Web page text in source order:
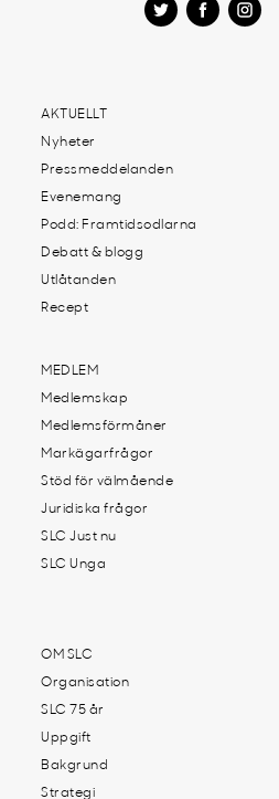
AKTUELLT
Nyheter
Pressmeddelanden
Evenemang
Podd: Framtidsodlarna
Debatt & blogg
Utlåtanden
Recept
MEDLEM
Medlemskap
Medlemsförmåner
Markägarfrågor
Stöd för välmående
Juridiska frågor
SLC Just nu
SLC Unga
OM SLC
Organisation
SLC 75 år
Uppgift
Bakgrund
Strategi